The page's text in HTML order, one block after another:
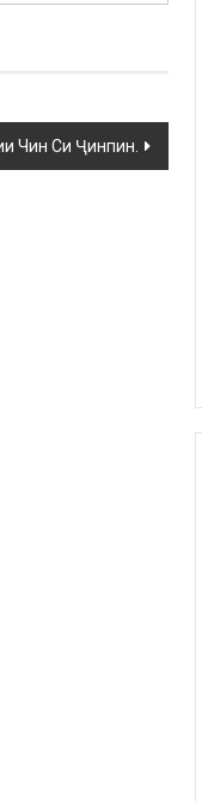
Чин Си Ҷинпин.